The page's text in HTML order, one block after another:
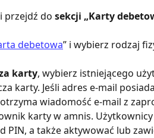
i przejdź do sekcji „Karty
debetowa” i wybierz rodzaj
karty, wybierz istniejącego
karty. Jeśli adres e-mail
wiadomość e-mail z
karty w amnis.
PIN, a także aktywować lub